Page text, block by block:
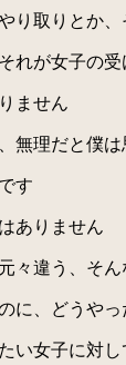
り取りとか
れが女子の受
ません
無理だと僕は
す
ありません
々違う、そん
、どうや
女子に対